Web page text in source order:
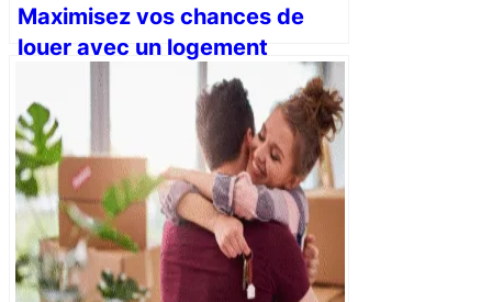
Maximisez vos chances de
louer avec un logement
éligible aux APL